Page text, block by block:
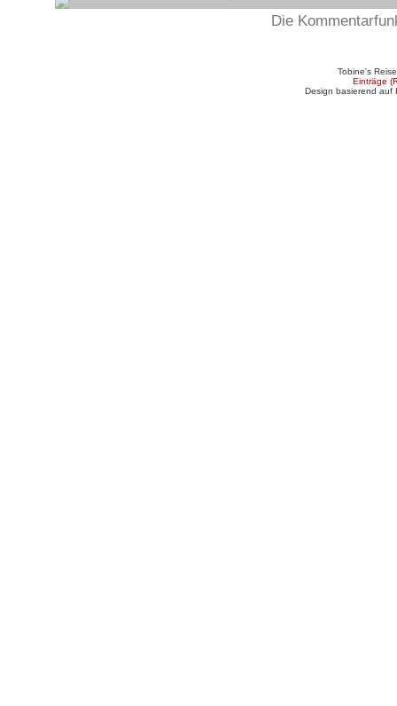
Die
Tobine's
Einträge
Design basierend auf